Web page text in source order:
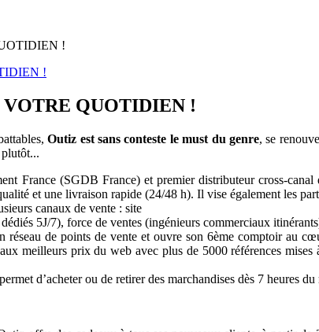
!
QUOTIDIEN !
Outiz est sans conteste le must du genre, se
plutôt...
France (SGDB France) et premier distributeur cross-canal
et une livraison rapide (24/48 h). Il vise également les
canaux de vente : site
5J/7), force de ventes (ingénieurs commerciaux
réseau de points de vente et ouvre son 6ème comptoir au
meilleurs prix du web avec plus de 5000 références
d’acheter ou de retirer des marchandises dès 7 heures